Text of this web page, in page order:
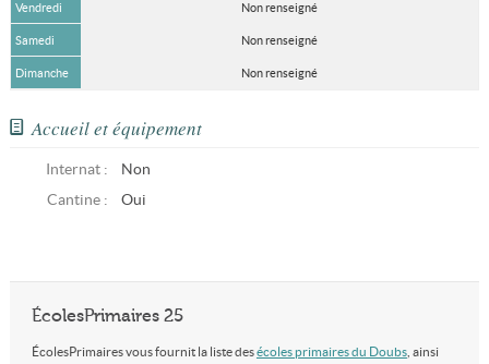
Vendredi Non renseigné
Samedi Non renseigné
Dimanche Non renseigné
Accueil et équipement
Internat :
Non
Cantine :
Oui
ÉcolesPrimaires 25
ÉcolesPrimaires vous fournit la liste desécoles primaires du Doubs, ainsi